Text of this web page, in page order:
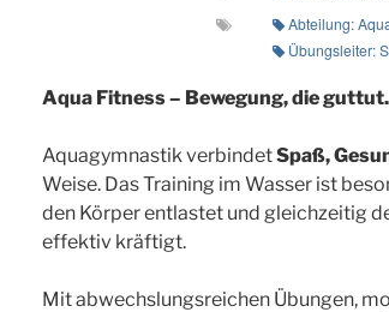
Abteilung:
Übungsleiter:
Aqua Fitness – Bewegung, die guttut.
Aquagymnastik verbindetSpaß,
Weise. Das Training im Wasser ist
den Körper entlastet und gleichzeitig
effektiv kräftigt.
Mit abwechslungsreichen Übungen,